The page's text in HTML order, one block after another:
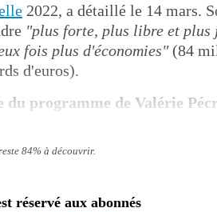
2022, a détaillé le 14 mars.
"plus forte, plus libre et plus
fois plus d'économies"(84
d'euros).
programme de Valérie
84% à découvrir.
réservé aux abonnés